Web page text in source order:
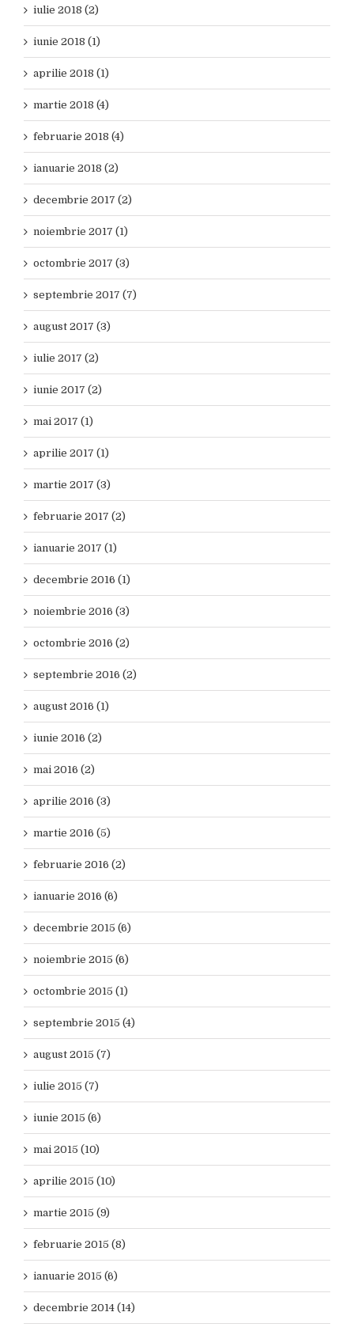
iulie 2018 (2)
iunie 2018 (1)
aprilie 2018 (1)
martie 2018 (4)
februarie 2018 (4)
ianuarie 2018 (2)
decembrie 2017 (2)
noiembrie 2017 (1)
octombrie 2017 (3)
septembrie 2017 (7)
august 2017 (3)
iulie 2017 (2)
iunie 2017 (2)
mai 2017 (1)
aprilie 2017 (1)
martie 2017 (3)
februarie 2017 (2)
ianuarie 2017 (1)
decembrie 2016 (1)
noiembrie 2016 (3)
octombrie 2016 (2)
septembrie 2016 (2)
august 2016 (1)
iunie 2016 (2)
mai 2016 (2)
aprilie 2016 (3)
martie 2016 (5)
februarie 2016 (2)
ianuarie 2016 (6)
decembrie 2015 (6)
noiembrie 2015 (6)
octombrie 2015 (1)
septembrie 2015 (4)
august 2015 (7)
iulie 2015 (7)
iunie 2015 (6)
mai 2015 (10)
aprilie 2015 (10)
martie 2015 (9)
februarie 2015 (8)
ianuarie 2015 (6)
decembrie 2014 (14)